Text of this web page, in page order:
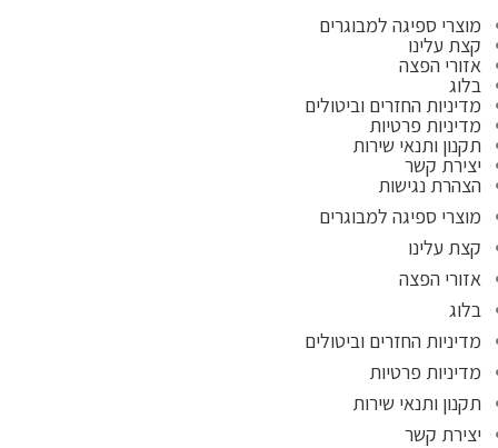
מוצרי ספיגה למבוגרים
קצת עלינו
אזורי הפצה
בלוג
מדיניות החזרים וביטולים
מדיניות פרטיות
תקנון ותנאי שירות
יצירת קשר
הצהרת נגישות
מוצרי ספיגה למבוגרים
קצת עלינו
אזורי הפצה
בלוג
מדיניות החזרים וביטולים
מדיניות פרטיות
תקנון ותנאי שירות
יצירת קשר